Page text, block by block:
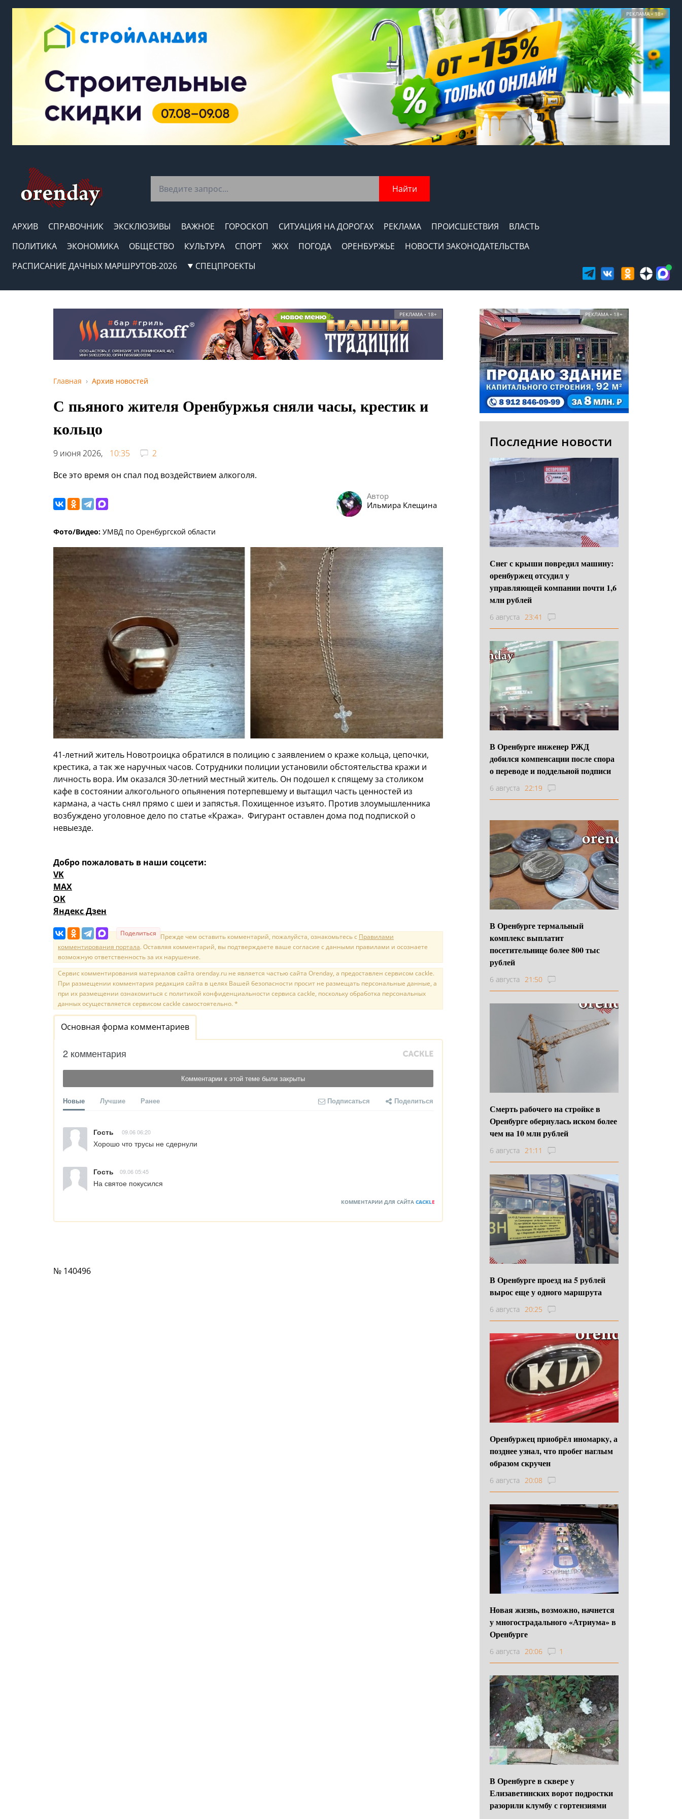
РЕКЛАМА • 18+
Найти
АРХИВ СПРАВОЧНИК ЭКСКЛЮЗИВЫ ВАЖНОЕ ГОРОСКОП СИТУАЦИЯ НА ДОРОГАХ РЕКЛАМА ПРОИСШЕСТВИЯ
ВЛАСТЬ
ПОЛИТИКА
ЭКОНОМИКА ОБЩЕСТВО КУЛЬТУРА СПОРТ ЖКХ ПОГОДА ОРЕНБУРЖЬЕ
НОВОСТИ ЗАКОНОДАТЕЛЬСТВА
РАСПИСАНИЕ ДАЧНЫХ МАРШРУТОВ-2026
СПЕЦПРОЕКТЫ
РЕКЛАМА • 18+
Главная Архив новостей
С пьяного жителя Оренбуржья сняли часы, крестик и
кольцо
9 июня 2026, 10:35
2
Все это время он спал под воздействием алкоголя.
Автор
Ильмира Клещина
Фото/Видео: УМВД по Оренбургской области
41-летний житель Новотроицка обратился в полицию с заявлением о краже кольца, цепочки,
крестика, а так же наручных часов. Сотрудники полиции установили обстоятельства кражи и
личность вора. Им оказался 30-летний местный житель. Он подошел к спящему за столиком
кафе в состоянии алкогольного опьянения потерпевшему и вытащил часть ценностей из
кармана, а часть снял прямо с шеи и запястья. Похищенное изъято. Против злоумышленника
возбуждено уголовное дело по статье «Кража». Фигурант оставлен дома под подпиской о
невыезде.
Добро пожаловать в наши соцсети:
VK
MAX
OK
Яндекс Дзен
Поделиться Прежде чем оставить комментарий, пожалуйста, ознакомьтесь с Правилами
комментирования портала. Оставляя комментарий, вы подтверждаете ваше согласие с данными правилами и осознаете
возможную ответственность за их нарушение.
Сервис комментирования материалов сайта orenday.ru не является частью сайта Orenday, а предоставлен сервисом cackle.
При размещении комментария редакция сайта в целях Вашей безопасности просит не размещать персональные данные, а
при их размещении ознакомиться с политикой конфиденциальности сервиса cackle, поскольку обработка персональных
данных осуществляется сервисом cackle самостоятельно. *
Основная форма комментариев
2 комментария
Комментарии к этой теме были закрыты
Новые Лучшие Ранее Подписаться Поделиться
Гость 09.06 06:20
Хорошо что трусы не сдернули
Гость 09.06 05:45
На святое покусился
КОММЕНТАРИИ ДЛЯ САЙТА CACKLE
№ 140496
РЕКЛАМА • 18+
Последние новости
Снег с крыши повредил машину:
оренбуржец отсудил у
управляющей компании почти 1,6
млн рублей
6 августа 23:41
В Оренбурге инженер РЖД
добился компенсации после спора
о переводе и поддельной подписи
6 августа 22:19
В Оренбурге термальный
комплекс выплатит
посетительнице более 800 тыс
рублей
6 августа 21:50
Смерть рабочего на стройке в
Оренбурге обернулась иском более
чем на 10 млн рублей
6 августа 21:11
В Оренбурге проезд на 5 рублей
вырос еще у одного маршрута
6 августа 20:25
Оренбуржец приобрёл иномарку, а
позднее узнал, что пробег наглым
образом скручен
6 августа 20:08
Новая жизнь, возможно, начнется
у многострадального «Атриума» в
Оренбурге
6 августа 20:06 1
В Оренбурге в сквере у
Елизаветинских ворот подростки
разорили клумбу с гортензиями